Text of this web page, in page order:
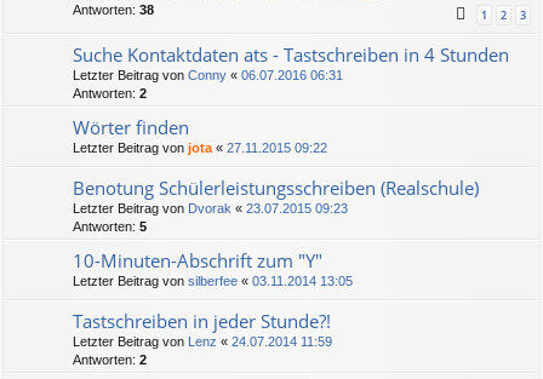
Antworten: 38 1 2 3
Suche Kontaktdaten ats - Tastschreiben in 4 Stunden
Letzter Beitrag von Conny « 06.07.2016 06:31
Antworten: 2
Wörter finden
Letzter Beitrag von jota « 27.11.2015 09:22
Benotung Schülerleistungsschreiben (Realschule)
Letzter Beitrag von Dvorak « 23.07.2015 09:23
Antworten: 5
10-Minuten-Abschrift zum "Y"
Letzter Beitrag von silberfee « 03.11.2014 13:05
Tastschreiben in jeder Stunde?!
Letzter Beitrag von Lenz « 24.07.2014 11:59
Antworten: 2